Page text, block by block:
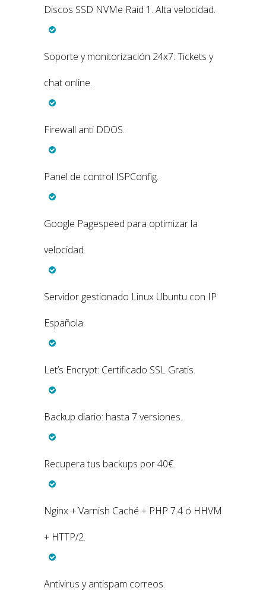
Discos SSD NVMe Raid 1. Alta velocidad.
Soporte y monitorización 24x7: Tickets y
chat online.
Firewall anti DDOS.
Panel de control ISPConfig.
Google Pagespeed para optimizar la
velocidad.
Servidor gestionado Linux Ubuntu con IP
Española.
Let’s Encrypt: Certificado SSL Gratis.
Backup diario: hasta 7 versiones.
Recupera tus backups por 40€.
Nginx + Varnish Caché + PHP 7.4 ó HHVM
+ HTTP/2.
Antivirus y antispam correos.